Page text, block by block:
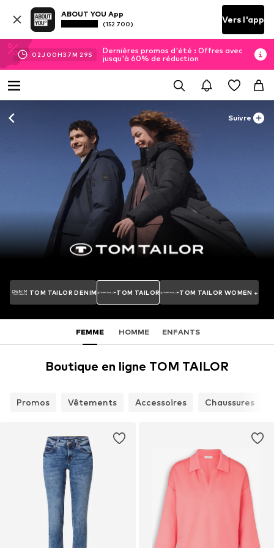
ABOUT YOU App
(152 700) Vers l'app
02J 00H37M 27S
Dernières promos d'été : Offres avec
jusqu'à 60% de réduction
Suivre
TOM TAILOR DENIM TOM TAILOR TOM TAILOR WOMEN +
FEMME HOMME ENFANTS
Boutique en ligne TOM TAILOR
Promos Vêtements Accessoires Chaussures